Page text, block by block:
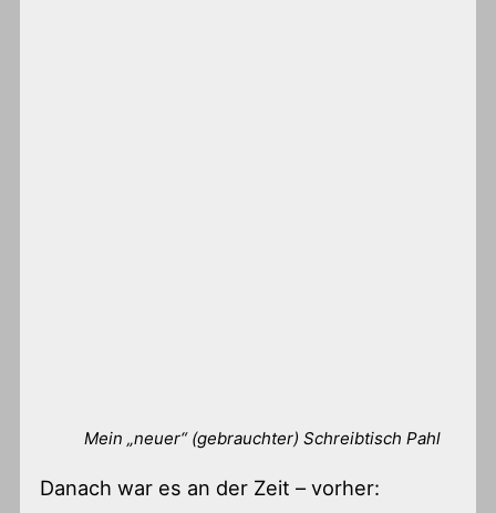
Mein „neuer“ (gebrauchter) Schreibtisch Pahl
Danach war es an der Zeit – vorher: